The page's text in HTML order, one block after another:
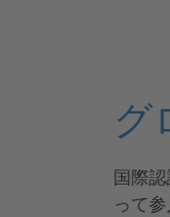
グ
国際
って